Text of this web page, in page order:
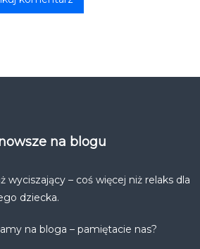
na blogu
wyciszający – coś więcej niż relaks dla
dziecka.
na bloga – pamiętacie nas?